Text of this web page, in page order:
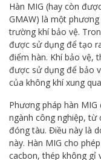
Hàn MIG (hay còn
GMAW) là một
trường khí bảo vệ.
được sử dụng để tạo
điểm hàn. Khí bảo vệ,
được sử dụng để bảo
của không khí xung
Phương pháp hàn
ngành công nghiệp,
đóng tàu. Điều này là
này. Hàn MIG cho
cacbon, thép không gỉ